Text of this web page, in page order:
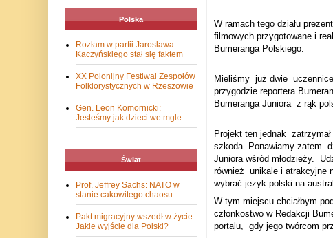
W ramach tego działu
filmowychprzygotowane i
Bumeranga Polskiego.
Mieliśmy już dwie
przygodzie reportera
Bumeranga Juniora z rąk
Projekt ten jednak
szkoda. Ponawiamy zatem
Juniora wśród młodzieży.
również unikale i atrakcyjne
wybrać jezyk polski na
W tym miejscu chciałbym
członkostwo w Redakcji
portalu, gdy jego twórcom
Polska
Rozłam w partii Jarosława
Kaczyńskiego stał się faktem
XX Polonijny Festiwal Zespołów
Folklorystycznych w Rzeszowie
Gen. Leon Komornicki:
Jesteśmy jak dzieci we mgle
Świat
Prof. Jeffrey Sachs: NATO w
stanie cakowitego chaosu
Pakt migracyjny wszedł w życie.
Jakie wyjście dla Polski?